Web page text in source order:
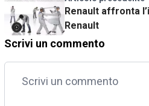
Renault affronta
Renault
Scrivi un commento